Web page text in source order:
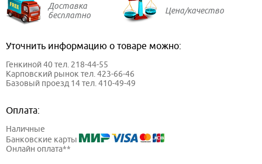
Доставка
бесплатно
Цена/качество
Уточнить информацию о товаре можно:
Генкиной 40 тел. 218-44-55
Карповский рынок тел. 423-66-46
Базовый проезд 14 тел. 410-49-49
Оплата:
Наличные
Банковские карты
Онлайн оплата**